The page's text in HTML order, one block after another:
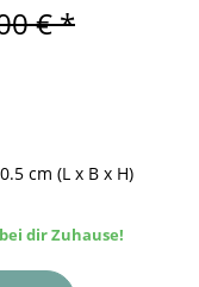
€ *
0.5 cm (L x B x H)
dir Zuhause!